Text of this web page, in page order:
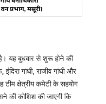
यह बुधवार से शुरू होने की
गांधी, राजीव गांधी और
टीम क्षेत्रीय कमेटी के सहयोग
की कोशिश की जाएगी कि